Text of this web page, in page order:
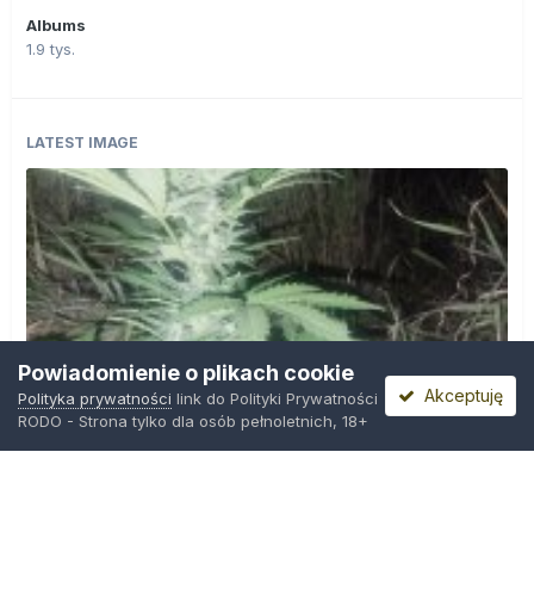
Albums
1.9 tys.
LATEST IMAGE
Powiadomienie o plikach cookie
Polityka prywatności link do Polityki Prywatności
RODO - Strona tylko dla osób pełnoletnich, 18+
Akceptuję